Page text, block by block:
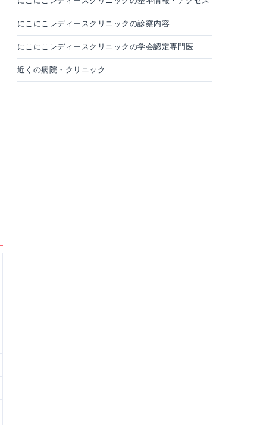
にこにこレディースクリニックの診察内容
にこにこレディースクリニックの学会認定専門医
近くの病院・クリニック